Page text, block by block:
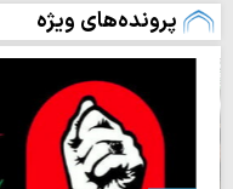
پرونده‌های ویژه